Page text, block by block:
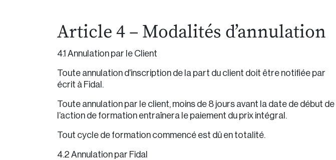
Article 4 – Modalités d’annulation
4.1 Annulation par le Client
Toute annulation d’inscription de la part du client doit être notifiée par
écrit à Fidal.
Toute annulation par le client, moins de 8 jours avant la date de début de
l’action de formation entraînera le paiement du prix intégral.
Tout cycle de formation commencé est dû en totalité.
4.2 Annulation par Fidal